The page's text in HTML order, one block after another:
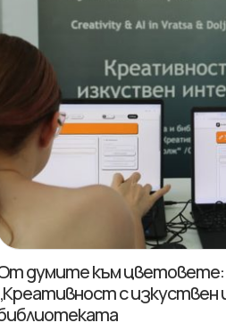
думите към цветовете:
с изкуствен